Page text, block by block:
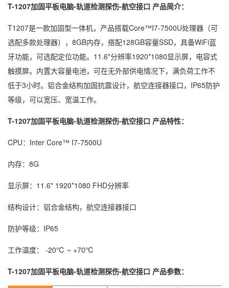
T-1207加固平板电脑-轨道检测探伤-航空接口 产品简介：
T1207是一款加固型一体机，产品搭载Core™I7-7500U处理器（可
选配多款处理器），8GB内存，搭配128GB容量SSD，具备WiFi蓝
牙功能，可选配定位功能。11.6"分辨率1920*1080显示屏，电容式
触摸屏。内置大容量电池，可在无外部供电情况下，满负荷工作不
低于3小时。铝合金结构加固抗震设计，航空连接器接口，IP65防护
等级，可以宽压、宽温工作。
T-1207加固平板电脑-轨道检测探伤-航空接口 产品特性：
CPU：Inter Core™ I7-7500U
内存：8G
显示屏：11.6" 1920*1080 FHD分辨率
结构设计：铝合金结构，航空连接器接口
防护等级：IP65
工作温度： -20℃ ~ +70℃
T-1207加固平板电脑-轨道检测探伤-航空接口 产品参数：